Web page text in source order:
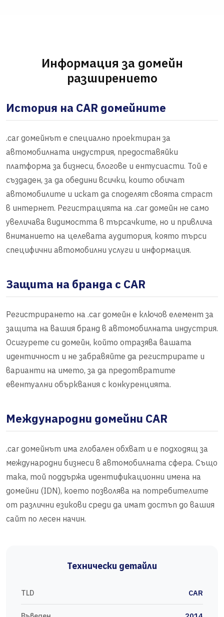
Информация за домейн
разширението
История на CAR домейните
.car домейнът е специално проектиран за
автомобилната индустрия, предоставяйки
платформа за бизнеси, блогове и ентусиасти. Той е
създаден, за да обедини всички, които обичат
автомобилите и искат да споделят своята страст
в интернет. Регистрацията на .car домейн не само
увеличава видимостта в търсачките, но и привлича
вниманието на целевата аудитория, която търси
специфични автомобилни услуги и информация.
Защита на бранда с CAR
Регистрирането на .car домейн е ключов елемент за
защита на вашия бранд в автомобилната индустрия.
Осигурете си домейн, който отразява вашата
идентичност и не забравяйте да регистрирате и
варианти на името, за да предотвратите
евентуални обърквания с конкуренцията.
Международни домейни CAR
.car домейнът има глобален обхват и е подходящ за
международни бизнеси в автомобилната сфера. Също
така, той поддържа идентификационни имена на
домейни (IDN), което позволява на потребителите
от различни езикови среди да имат достъп до вашия
сайт по лесен начин.
Технически детайли
TLD CAR